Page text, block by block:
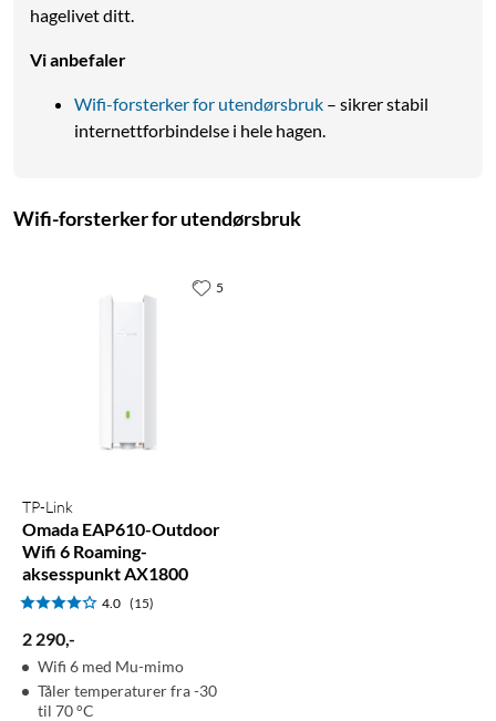
Klarer motorvarmere,
Kompakt og værbestandig
(IP44)
hagelivet ditt.
Vi anbefaler
Wifi-forsterker for utendørsbruk – sikrer stabil
internettforbindelse i hele hagen.
Wifi-forsterker for utendørsbruk
TP-Link
Omada EAP610-Outdoor
Wifi 6 Roaming-
aksesspunkt AX1800
4.0 (15)
2 290,-
Wifi 6 med Mu-mimo
Tåler temperaturer fra -30
til 70 °C
5